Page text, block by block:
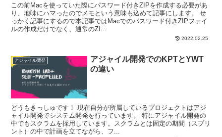
この前Macを使っていた際にパスワード付きZIPを作成する必要があ
り、地味にハマったのでメモという意味も込めて記事にします。 せ
っかく記事にするので本記事ではMacでのパスワード付きZIPファイ
ルの作成だけでなく、通常のZI...
2022.02.25
アジャイル開発
アジャイル開発でのKPTとYWT
の違い
どうもきっしゅです！ 現在自分が所属しているプロジェクトはアジ
ャイル開発でシステム開発を行っています。 特にアジャイル開発の
中でもスクラムを採用しています。スクラムとは固定の期間（スプリ
ント）の中で計画を立てながら、フ...